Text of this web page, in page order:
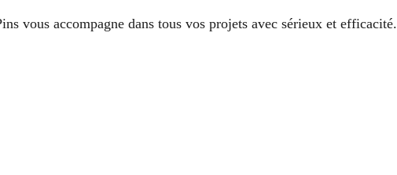
vous accompagne dans tous vos projets avec sérieux et efficacité.